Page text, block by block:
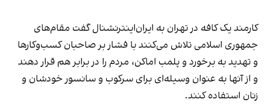
کارمند یک کافه در تهران به ایران‌اینترنشنال گفت مقام‌های
جمهوری اسلامی تلاش می‌کنند با فشار بر صاحبان کسب‌وکارها
و تهدید به برخورد و پلمب اماکن، مردم را در برابر هم قرار دهند
و از آنها به عنوان وسیله‌ای برای سرکوب و سانسور خودشان و
زنان استفاده کنند.